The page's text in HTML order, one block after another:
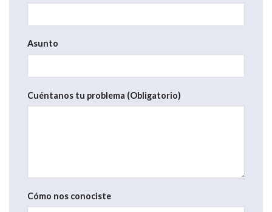
Asunto
Cuéntanos tu problema (Obligatorio)
Cómo nos conociste